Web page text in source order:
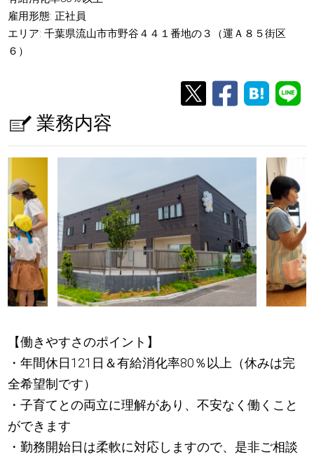
雇用形態: 正社員
エリア: 千葉県流山市市野谷４４１番地の３（運Ａ８５街区
６）
業務内容
【働きやすさのポイント】
・年間休日121日＆有給消化率80％以上（休みは完
全希望制です）
・子育てとの両立に理解があり、不安なく働くこと
ができます
・勤務開始日は柔軟に対応しますので、是非ご相談